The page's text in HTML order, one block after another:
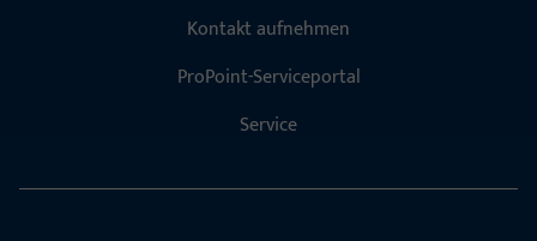
Kontakt aufnehmen
ProPoint-Serviceportal
Service